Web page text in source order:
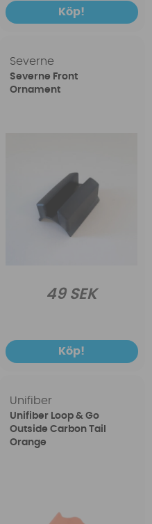
Köp!
Severne
Severne Front
Ornament
49 SEK
Köp!
Unifiber
Unifiber Loop & Go
Outside Carbon Tail
Orange